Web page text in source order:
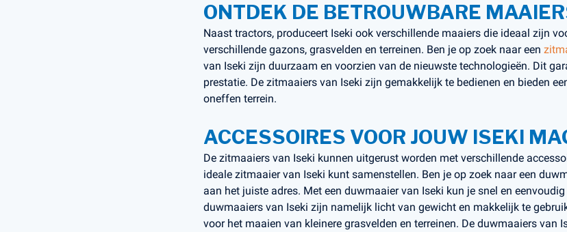
ONTDEK DE BETROUWBARE
Naast tractors, produceert Iseki ook verschillende maaiers die ideaal zijn
verschillende gazons, grasvelden en terreinen. Ben je op zoek naar een
van Iseki zijn duurzaam en voorzien van de nieuwste technologieën. Dit
prestatie. De zitmaaiers van Iseki zijn gemakkelijk te bedienen en bieden
oneffen terrein.
ACCESSOIRES VOOR JOUW ISEKI
De zitmaaiers van Iseki kunnen uitgerust worden met verschillende
ideale zitmaaier van Iseki kunt samenstellen. Ben je op zoek naar een
aan het juiste adres. Met een duwmaaier van Iseki kun je snel en
duwmaaiers van Iseki zijn namelijk licht van gewicht en makkelijk te
voor het maaien van kleinere grasvelden en terreinen. De duwmaaiers van